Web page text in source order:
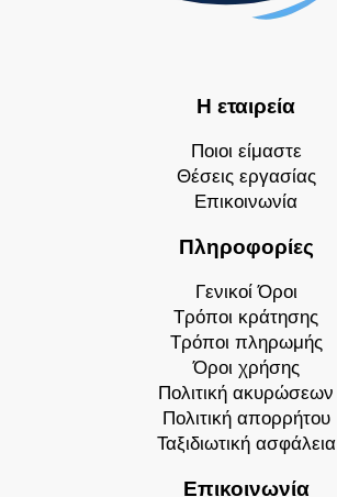
Η εταιρεία
Ποιοι είμαστε
Θέσεις εργασίας
Επικοινωνία
Πληροφορίες
Γενικοί Όροι
Τρόποι κράτησης
Τρόποι πληρωμής
Όροι χρήσης
Πολιτική ακυρώσεων
Πολιτική απορρήτου
Ταξιδιωτική ασφάλεια
Επικοινωνία